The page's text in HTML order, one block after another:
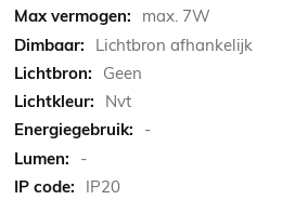
max. 7W
Lichtbron afhankelijk
Geen
Nvt
-
-
IP20